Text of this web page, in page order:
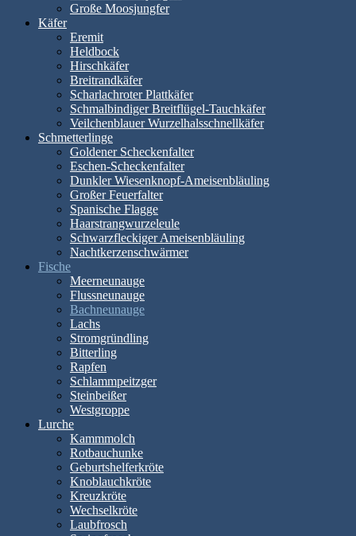
Große Moosjungfer
Käfer
Eremit
Heldbock
Hirschkäfer
Breitrandkäfer
Scharlachroter Plattkäfer
Schmalbindiger Breitflügel-Tauchkäfer
Veilchenblauer Wurzelhalsschnellkäfer
Schmetterlinge
Goldener Scheckenfalter
Eschen-Scheckenfalter
Dunkler Wiesenknopf-Ameisenbläuling
Großer Feuerfalter
Spanische Flagge
Haarstrangwurzeleule
Schwarzfleckiger Ameisenbläuling
Nachtkerzenschwärmer
Fische
Meerneunauge
Flussneunauge
Bachneunauge
Lachs
Stromgründling
Bitterling
Rapfen
Schlammpeitzger
Steinbeißer
Westgroppe
Lurche
Kammmolch
Rotbauchunke
Geburtshelferkröte
Knoblauchkröte
Kreuzkröte
Wechselkröte
Laubfrosch